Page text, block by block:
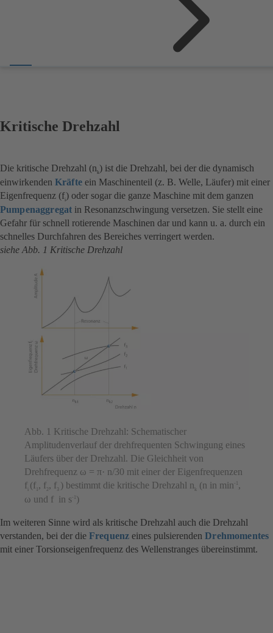
Kritische Drehzahl
Die kritische Drehzahl (n k) ist die Drehzahl, bei der die dynamisch
einwirkenden Kräfteein Maschinenteil (z. B. Welle, Läufer) mit einer
Eigenfrequenz (fi) oder sogar die ganze Maschine mit dem ganzen
Pumpenaggregat in Resonanzschwingung versetzen. Sie stellt eine
Gefahr für schnell rotierende Maschinen dar und kann u. a. durch ein
schnelles Durchfahren des Bereiches verringert werden.
siehe Abb. 1 Kritische Drehzahl
Abb. 1 Kritische Drehzahl: Schematischer
Amplitudenverlauf der drehfrequenten Schwingung eines
Läufers über der Drehzahl. Die Gleichheit von
Drehfrequenz ω = π· n/30 mit einer der Eigenfrequenzen
fi (f , f2 , f 3 ) bestimmt die kritische Drehzahl n k (n in min -1
,
ω und f in s-1 )
Im weiteren Sinne wird als kritische Drehzahl auch die Drehzahl
verstanden, bei der die Frequenz eines pulsierendenDrehmomentes
mit einer Torsionseigenfrequenz des Wellenstranges übereinstimmt.